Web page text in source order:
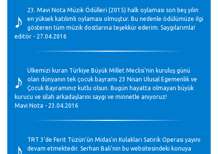
♪
23. Mavi Nota Müzik Ödülleri (2015) halk oylaması son beş yılın
en yüksek katılımlı oylaması olmuştur. Bu nedenle ödülümüze ilgi
gösteren tüm müzik dostlarına teşekkür ederim. Saygılarımla!
editör - 27.04.2016
♪
Ülkemizi kuran Türkiye Büyük Millet Meclisi'nin kuruluş günü
olan dünyanın tek çocuk bayramı 23 Nisan Ulusal Egemenlik ve
Çocuk Bayramınız kutlu olsun. Bugün hayatta olmayan büyük
kurucu ve silah arkadaşlarını saygı ve minnetle anıyoruz!
Mavi Nota - 23.04.2016
TRT 3'de Ferit Tüzün'ün Midas'ın Kulakları Satirik Operası yayını
devam etmektedir. Serhan Bali'nin bu websitesindeki konuya